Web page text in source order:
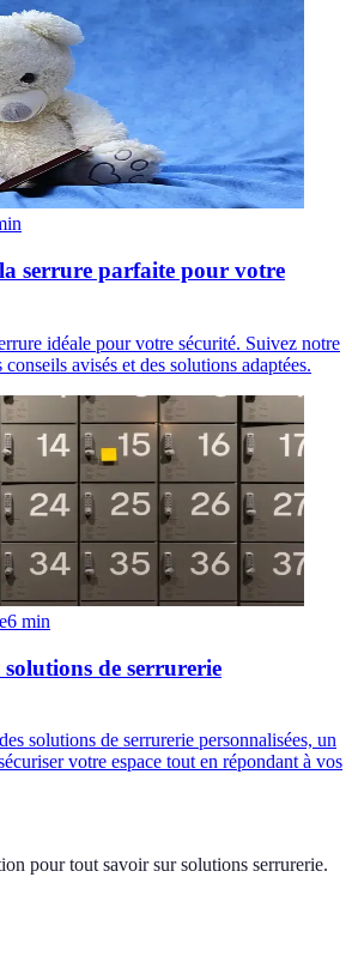
serrure parfaite pour votre
idéale pour votre sécurité. Suivez notre
avisés et des solutions adaptées.
6 min
solutions de serrurerie
solutions de serrurerie personnalisées, un
votre espace tout en répondant à vos
pour tout savoir sur solutions serrurerie.